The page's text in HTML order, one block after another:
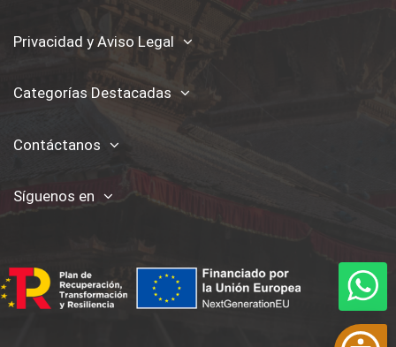
Privacidad y Aviso Legal
Categorías Destacadas
Contáctanos
Síguenos en